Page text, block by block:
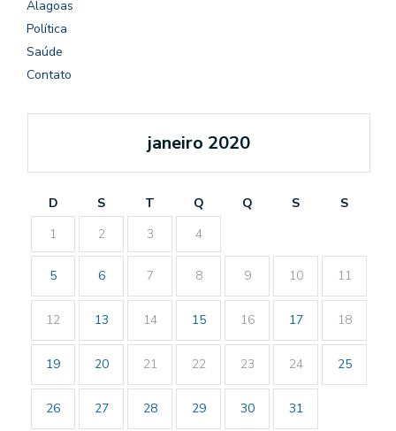
Alagoas
Política
Saúde
Contato
janeiro 2020
D S T Q Q S
S
1
2 3 4
5 6 7 8 9 10 11
12 13 14 15 16 17 18
19 20 21 22 23 24 25
26 27 28 29 30 31